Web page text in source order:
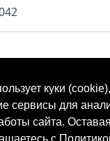
куки
сервисы для
сайта.